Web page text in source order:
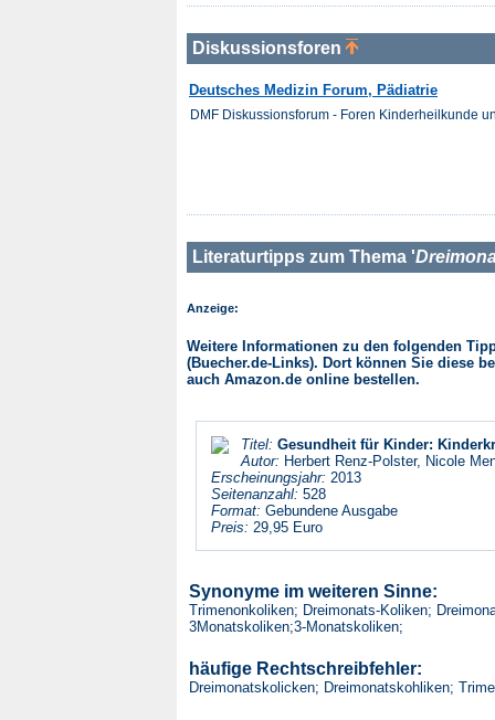
Diskussionsforen
Deutsches Medizin Forum, Pädiatrie
DMF Diskussionsforum - Foren Kinderheilkunde
Literaturtipps zum Thema '
Anzeige:
Weitere Informationen zu den folgenden
(Buecher.de-Links). Dort können Sie diese
auch Amazon.de online bestellen.
Titel: Gesundheit für Kinder:
Autor: Herbert Renz-Polster, Nicole
Erscheinungsjahr: 2013
Seitenanzahl: 528
Format: Gebundene Ausgabe
Preis: 29,95 Euro
Synonyme im weiteren Sinne:
Trimenonkoliken; Dreimonats-Koliken;
3Monatskoliken;3-Monatskoliken;
häufige Rechtschreibfehler:
Dreimonatskolicken; Dreimonatskohliken;